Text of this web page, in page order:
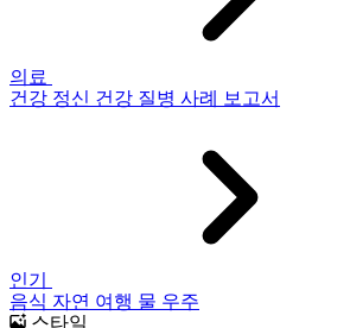
의료
건강 정신 건강 질병 사례 보고서
인기
음식 자연 여행 물 우주
스타일